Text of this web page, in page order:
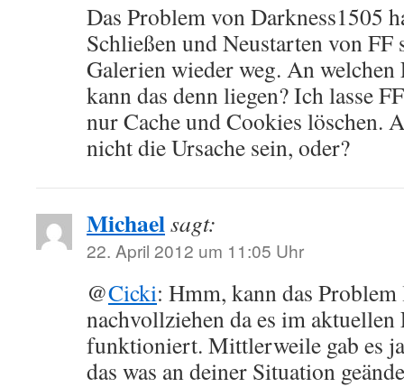
Das Problem von Darkness1505
Schließen und Neustarten von FF
Galerien wieder weg. An
kann das denn liegen? Ich lasse
nur Cache und Cookies löschen.
nicht die Ursache sein, oder?
Michaelsagt:
22. April 2012 um 11:05 Uhr
@Cicki: Hmm, kann das
nachvollziehen da es im aktuellen
funktioniert. Mittlerweile gab es
das was an deiner Situation